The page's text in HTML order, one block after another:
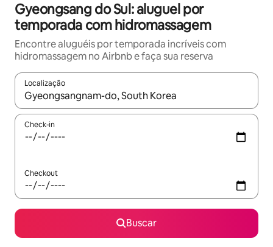
Gyeongsang do Sul: aluguel por
temporada com hidromassagem
Encontre aluguéis por temporada incríveis com
hidromassagem no Airbnb e faça sua reserva
Localização
Quando os resultados estiverem disponíveis, explore-os
Check-in
Checkout
Buscar